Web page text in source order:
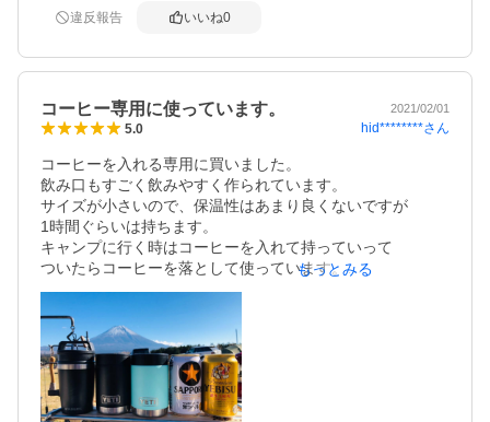
違反報告 いいね0
コーヒー専用に使っています。 2021/02/01
5.0 hid********さん
コーヒーを入れる専用に買いました。
飲み口もすごく飲みやすく作られています。
サイズが小さいので、保温性はあまり良くないですが
1時間ぐらいは持ちます。
キャンプに行く時はコーヒーを入れて持っていって
ついたらコーヒーを落として使っています。
お値段もお手頃なので、持っていて損はないです。
もっとみる